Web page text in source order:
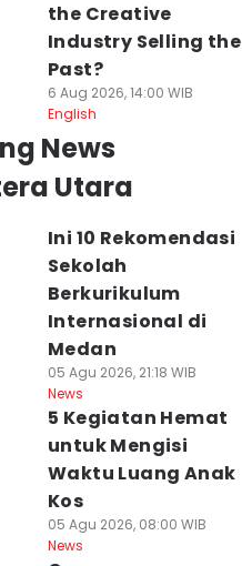
the Creative
Industry Selling the
Past?
6 Aug 2026, 14:00 WIB
English
News
Utara
Ini 10 Rekomendasi
Sekolah
Berkurikulum
Internasional di
Medan
05 Agu 2026, 21:18 WIB
News
5 Kegiatan Hemat
untuk Mengisi
Waktu Luang Anak
Kos
05 Agu 2026, 08:00 WIB
News